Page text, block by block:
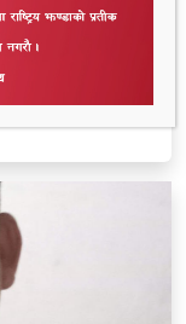
कुर्सी